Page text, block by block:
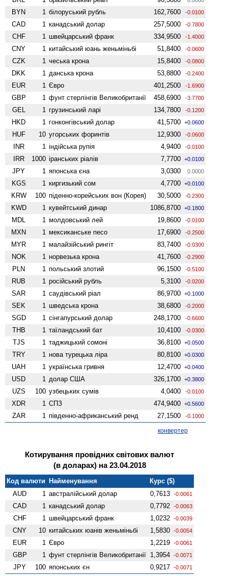
BYN 1 білоруський рубль 162,7600 -0.0100
CAD 1 канадський долар 257,5000 -0.7800
CHF 1 швейцарський франк 334,9500 -1.4000
CNY 1 китайський юань женьмiньбi 51,8400 -0.0600
CZK 1 чеська крона 15,8400 -0.0800
DKK 1 данська крона 53,8800 -0.2400
EUR 1 Євро 401,2500 -1.6900
GBP 1 фунт стерлінгів Велико­британії 458,6900 -3.7700
GEL 1 грузинський ларі 134,7800 -0.1200
HKD 1 гонконгівський долар 41,5700 +0.0600
HUF 10 угорських форинтів 12,9300 -0.0600
INR 1 індійська рупія 4,9400 -0.0100
IRR 1000 іранських ріалів 7,7700 +0.0100
JPY 1 японська єна 3,0300 0.0000
KGS 1 киргизький сом 4,7700 +0.0100
KRW 100 піденно-корейських вон (Корея) 30,5000 -0.2300
KWD 1 кувейтський динар 1086,8700 +0.1800
MDL 1 молдовський лей 19,8600 -0.0100
MXN 1 мексиканське песо 17,6900 -0.2500
MYR 1 малайзійський рингіт 83,7400 -0.0300
NOK 1 норвезька крона 41,7600 -0.2900
PLN 1 польський злотий 96,1500 -0.5100
RUB 1 російський рубль 5,3100 -0.0200
SAR 1 саудівський ріал 86,9700 +0.1000
SEK 1 шведська крона 38,6800 -0.2000
SGD 1 сінгапурський долар 248,1700 -0.6600
THB 1 таїландський бат 10,4100 -0.0300
TJS 1 таджицький сомоні 36,8100 +0.0500
TRY 1 нова турецька ліра 80,8100 +0.0300
UAH 1 українська гривня 12,4700 +0.0400
USD 1 долар США 326,1700 +0.3800
UZS 100 узбецьких сумів 4,0400 -0.0100
XDR 1 СПЗ 474,9400 +0.5600
ZAR 1 південно-африканський ренд 27,1500 -0.1000
конвертер
Котирування провідних світових валют
(в доларах) на 23.04.2018
Код валюти Найменування
Курс ($)
AUD
1 австралійський долар 0,7613 -0.0061
CAD 1 канадський долар 0,7792 -0.0063
CHF 1 швейцарський франк 1,0232 -0.0039
CNY 10 китайських юанів женьмiньбi 1,5830 -0.0054
EUR 1 Євро 1,2219 -0.0061
GBP 1 фунт стерлінгів Велико­британії 1,3954 -0.0071
JPY 100 японських єн 0,9217 -0.0071